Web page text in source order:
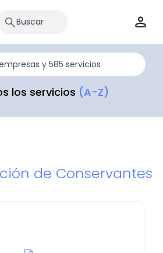
los servicios (A-Z)
de Conservantes